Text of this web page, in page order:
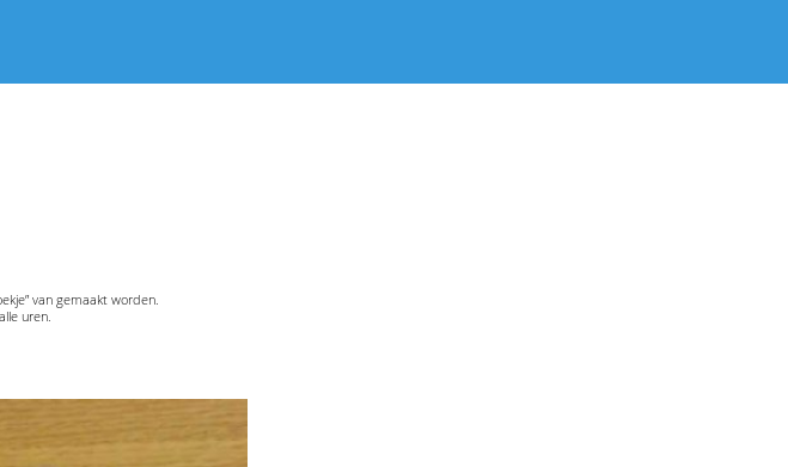
van gemaakt worden.
uren.